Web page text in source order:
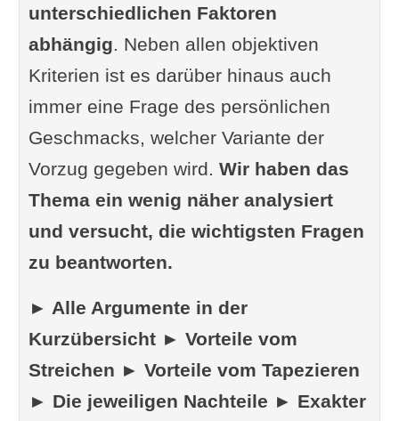
unterschiedlichen Faktoren
abhängig. Neben allen objektiven
Kriterien ist es darüber hinaus auch
immer eine Frage des persönlichen
Geschmacks, welcher Variante der
Vorzug gegeben wird. Wir haben das
Thema ein wenig näher analysiert
und versucht, die wichtigsten Fragen
zu beantworten.
► Alle Argumente in der
Kurzübersicht ► Vorteile vom
Streichen ► Vorteile vom Tapezieren
► Die jeweiligen Nachteile ► Exakter